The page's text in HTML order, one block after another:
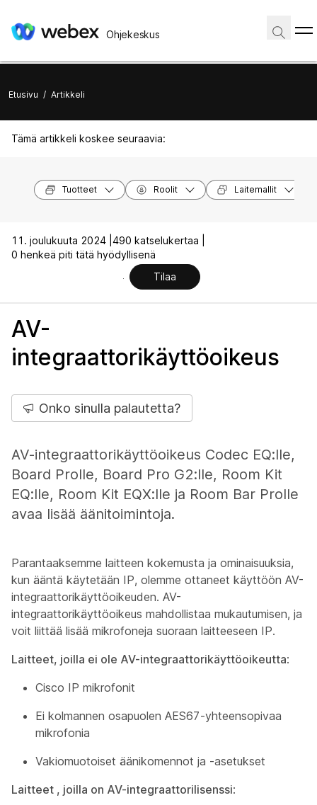
Ohjekeskus
Etusivu / Artikkeli
Tämä artikkeli koskee seuraavia:
Tuotteet Roolit Laitemallit
11. joulukuuta 2024 | 490 katselukertaa |
0 henkeä piti tätä hyödyllisenä
Tilaa
AV-
integraattorikäyttöoikeus
Onko sinulla palautetta?
AV-integraattorikäyttöoikeus Codec EQ:lle,
Board Prolle, Board Pro G2:lle, Room Kit
EQ:lle, Room Kit EQX:lle ja Room Bar Prolle
avaa lisää äänitoimintoja.
Parantaaksemme laitteen kokemusta ja ominaisuuksia,
kun ääntä käytetään IP, olemme ottaneet käyttöön AV-
integraattorikäyttöoikeuden. AV-
integraattorikäyttöoikeus mahdollistaa mukautumisen, ja
voit liittää lisää mikrofoneja suoraan laitteeseen IP.
Laitteet, joilla ei ole AV-integraattorikäyttöoikeutta:
Cisco IP mikrofonit
Ei kolmannen osapuolen AES67-yhteensopivaa
mikrofonia
Vakiomuotoiset äänikomennot ja -asetukset
Laitteet , joilla on AV-integraattorilisenssi: